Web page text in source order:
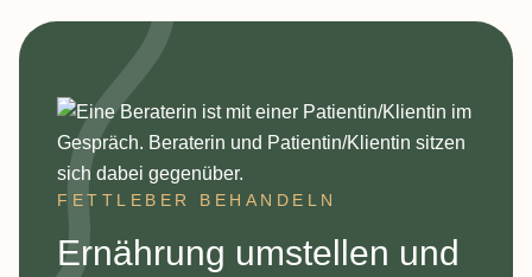
FETTLEBER BEHANDELN
:
Ernährung umstellen und